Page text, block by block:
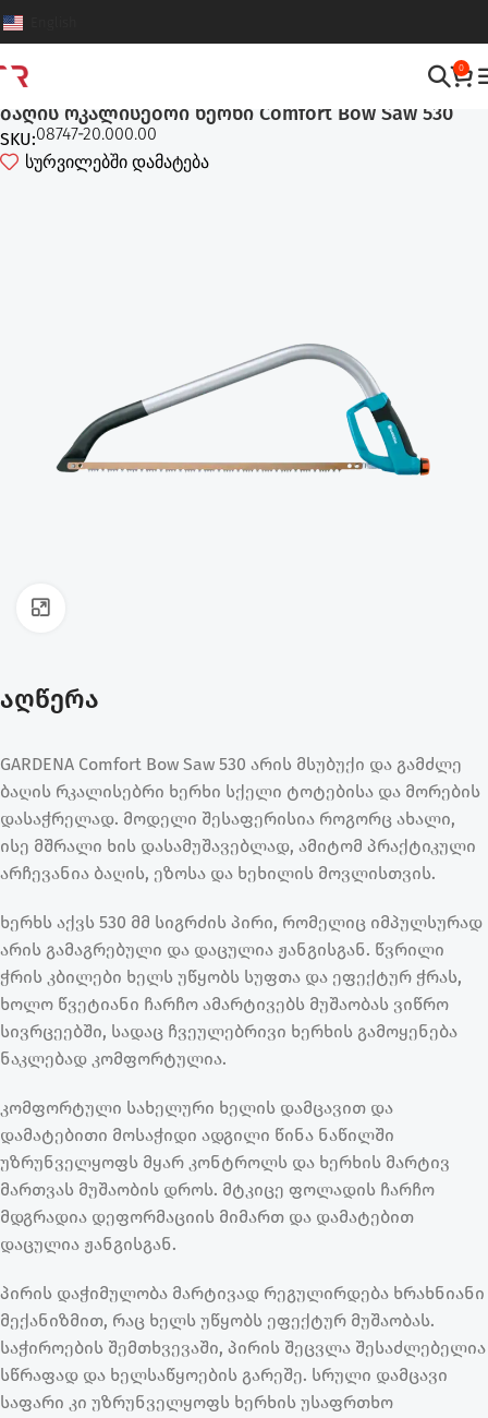
0
ბაღის რკალისებრი ხერხი Comfort Bow Saw 530
SKU:08747-20.000.00
სურვილებში დამატება
აღწერა
GARDENA Comfort Bow Saw 530 არის მსუბუქი და გამძლე
ბაღის რკალისებრი ხერხი სქელი ტოტებისა და მორების
დასაჭრელად. მოდელი შესაფერისია როგორც ახალი,
ისე მშრალი ხის დასამუშავებლად, ამიტომ პრაქტიკული
არჩევანია ბაღის, ეზოსა და ხეხილის მოვლისთვის.
ხერხს აქვს 530 მმ სიგრძის პირი, რომელიც იმპულსურად
არის გამაგრებული და დაცულია ჟანგისგან. წვრილი
ჭრის კბილები ხელს უწყობს სუფთა და ეფექტურ ჭრას,
ხოლო წვეტიანი ჩარჩო ამარტივებს მუშაობას ვიწრო
სივრცეებში, სადაც ჩვეულებრივი ხერხის გამოყენება
ნაკლებად კომფორტულია.
კომფორტული სახელური ხელის დამცავით და
დამატებითი მოსაჭიდი ადგილი წინა ნაწილში
უზრუნველყოფს მყარ კონტროლს და ხერხის მარტივ
მართვას მუშაობის დროს. მტკიცე ფოლადის ჩარჩო
მდგრადია დეფორმაციის მიმართ და დამატებით
დაცულია ჟანგისგან.
პირის დაჭიმულობა მარტივად რეგულირდება ხრახნიანი
მექანიზმით, რაც ხელს უწყობს ეფექტურ მუშაობას.
საჭიროების შემთხვევაში, პირის შეცვლა შესაძლებელია
სწრაფად და ხელსაწყოების გარეშე. სრული დამცავი
საფარი კი უზრუნველყოფს ხერხის უსაფრთხო